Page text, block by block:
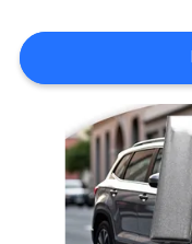
DEMANDE
SOUMISSION
PLAN